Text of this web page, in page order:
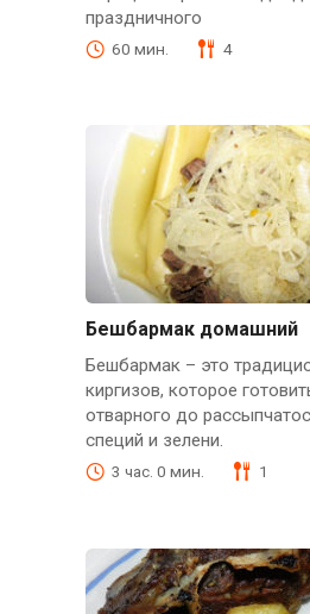
праздничного
60 мин. 4
Бешбармак домашний
Бешбармак – это
киргизов, которое
отварного до
специй и зелени.
3 час. 0 мин. 1